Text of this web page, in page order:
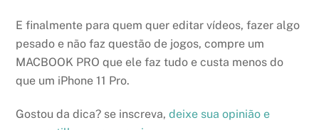
E finalmente para quem quer editar vídeos, fazer algo
pesado e não faz questão de jogos, compre um
MACBOOK PRO que ele faz tudo e custa menos do
que um iPhone 11 Pro.
Gostou da dica? se inscreva,deixe sua opinião e